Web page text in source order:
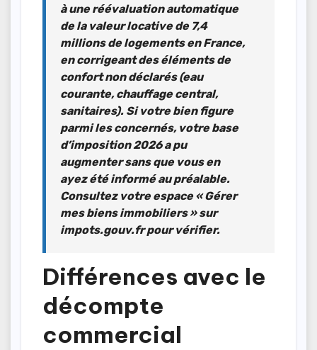
à une réévaluation automatique
de la valeur locative de 7,4
millions de logements en France,
en corrigeant des éléments de
confort non déclarés (eau
courante, chauffage central,
sanitaires). Si votre bien figure
parmi les concernés, votre base
d’imposition 2026 a pu
augmenter sans que vous en
ayez été informé au préalable.
Consultez votre espace « Gérer
mes biens immobiliers » sur
impots.gouv.fr pour vérifier.
Différences avec le
décompte
commercial